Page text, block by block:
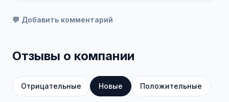
💬 Добавить комментарий
Отзывы о компании
Отрицательные Новые Положительные